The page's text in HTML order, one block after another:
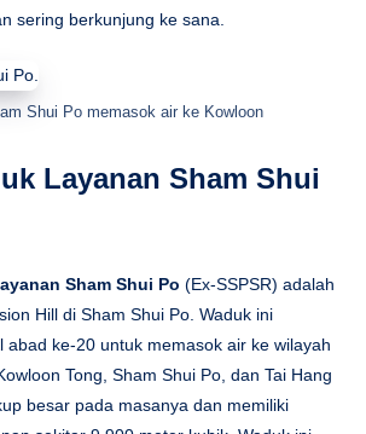
sering berkunjung ke sana.
Shui Po memasok air ke Kowloon
Layanan Sham Shui
Sham Shui Po (Ex-SSPSR) adalah
Hill di Sham Shui Po. Waduk ini
abad ke-20 untuk memasok air ke wilayah
Tong, Sham Shui Po, dan Tai Hang
besar pada masanya dan memiliki